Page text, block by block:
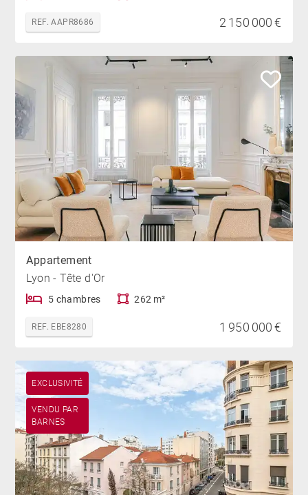
REF. AAPR8686 2 150 000 €
Appartement
Lyon - Tête d'Or
5 chambres 262 m²
REF. EBE8280 1 950 000 €
EXCLUSIVITÉ
VENDU PAR
BARNES